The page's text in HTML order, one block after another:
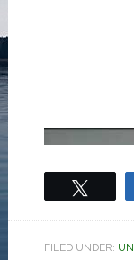
FILED UNDER: